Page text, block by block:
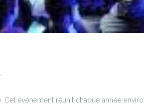
événement réunit chaque année